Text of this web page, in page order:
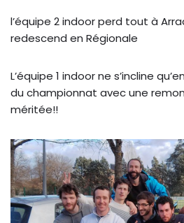
l’équipe 2 indoor perd tout à
redescend en Régionale
L’équipe 1 indoor ne s’incline
du championnat avec une
méritée!!